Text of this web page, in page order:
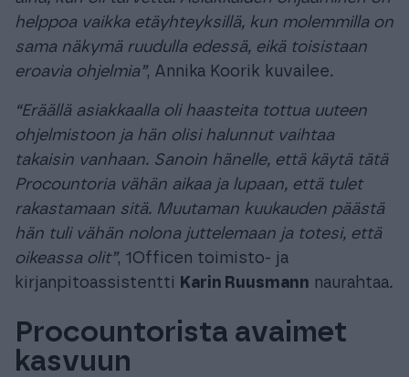
helppoa vaikka etäyhteyksillä, kun molemmilla on
sama näkymä ruudulla edessä, eikä toisistaan
eroavia ohjelmia”, Annika Koorik kuvailee.
“Eräällä asiakkaalla oli haasteita tottua uuteen
ohjelmistoon ja hän olisi halunnut vaihtaa
takaisin vanhaan. Sanoin hänelle, että käytä tätä
Procountoria vähän aikaa ja lupaan, että tulet
rakastamaan sitä. Muutaman kuukauden päästä
hän tuli vähän nolona juttelemaan ja totesi, että
oikeassa olit”, 1Officen toimisto- ja
kirjanpitoassistentti
Karin Ruusmann naurahtaa.
Procountorista avaimet
kasvuun